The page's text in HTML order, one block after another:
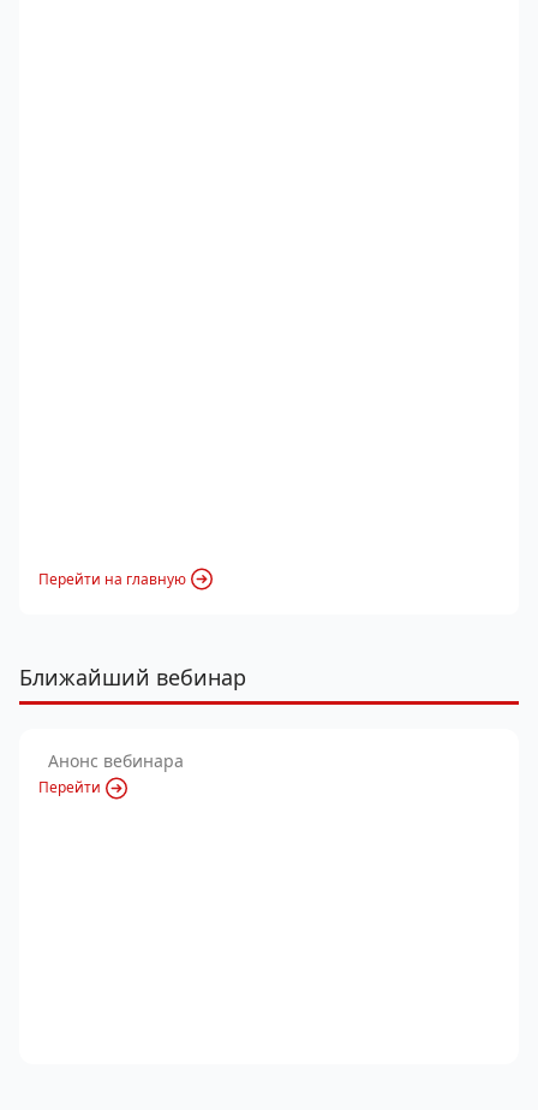
Перейти на главную
Ближайший вебинар
Анонс вебинара
Перейти